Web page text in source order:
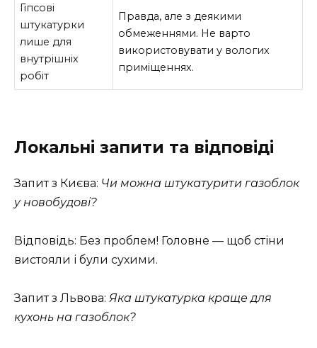
Гіпсові
штукатурки
лише для
внутрішніх
робіт
Правда, але з деякими
обмеженнями. Не варто
використовувати у вологих
приміщеннях.
Локальні запити та відповіді
Запит з Києва: Чи можна штукатурити газоблок
у новобудові?
Відповідь: Без проблем! Головне — щоб стіни
вистояли і були сухими.
Запит з Львова: Яка штукатурка краще для
кухонь на газоблок?